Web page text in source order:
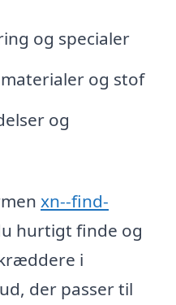
og specialer
og stof
og
xn--find-
hurtigt finde og
i
der passer til